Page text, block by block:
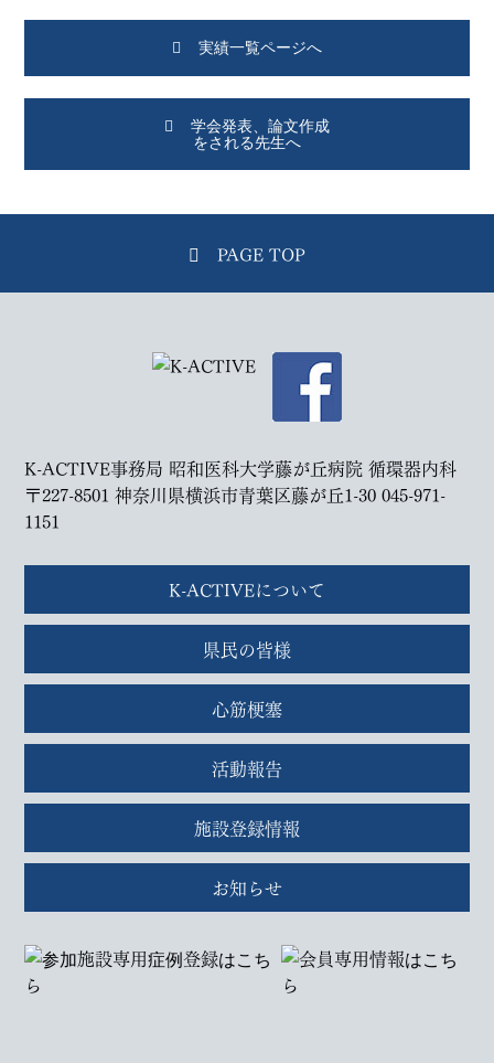
実績一覧ページへ
学会発表、論文作成
をされる先生へ
PAGE TOP
K-ACTIVE事務局 昭和医科大学藤が丘病院 循環器内科
〒227-8501 神奈川県横浜市青葉区藤が丘1-30045-971-
1151
K-ACTIVEについて
県民の皆様
心筋梗塞
活動報告
施設登録情報
お知らせ